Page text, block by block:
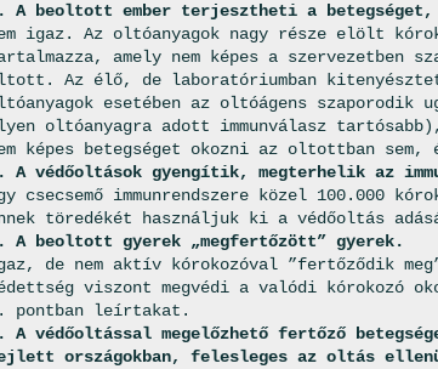
A beoltott ember terjesztheti a betegséget,
igaz. Az oltóanyagok nagy része elölt
amely nem képes a
Az élő, de laboratóriumban
esetében az oltóágens
oltóanyagra adott immunválasz
képes betegséget okozni az oltottban sem,
A védőoltások gyengítik, megterhelik az
csecsemő immunrendszere közel 100.000
töredékét használjuk ki a védőoltás
A beoltott gyerek „megfertőzött” gyerek.
de nem aktív kórokozóval ”fertőződik
viszont megvédi a valódi kórokozó
pontban leírtakat.
A védőoltással megelőzhető fertőző
országokban, felesleges az oltás